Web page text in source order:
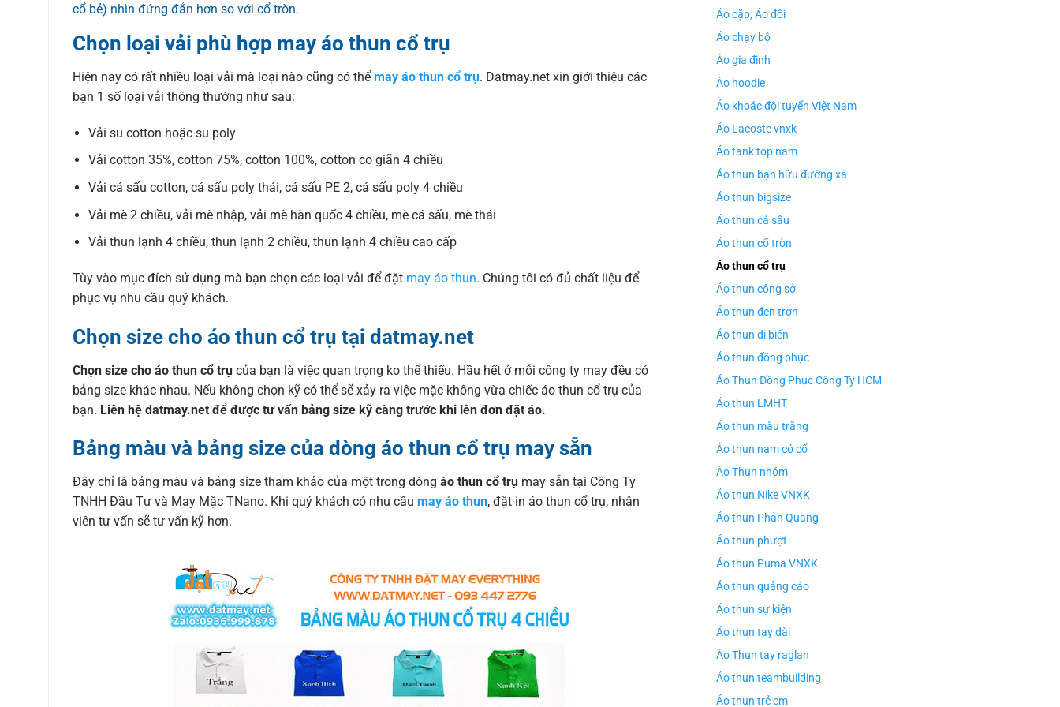
cổ bẻ) nhìn đứng đắn hơn so với cổ tròn.
Chọn loại vải phù hợp may áo thun cổ trụ
Hiện nay có rất nhiều loại vải mà loại nào cũng có thểmay áo thun cổ trụ. Datmay.net xin giới thiệu các
bạn 1 số loại vải thông thường như sau:
Vải su cotton hoặc su poly
Vải cotton 35%, cotton 75%, cotton 100%, cotton co giãn 4 chiều
Vải cá sấu cotton, cá sấu poly thái, cá sấu PE 2, cá sấu poly 4 chiều
Vải mè 2 chiều, vải mè nhập, vải mè hàn quốc 4 chiều, mè cá sấu, mè thái
Vải thun lạnh 4 chiều, thun lạnh 2 chiều, thun lạnh 4 chiều cao cấp
Tùy vào mục đích sử dụng mà bạn chọn các loại vải để đặt may áo thun. Chúng tôi có đủ chất liệu để
phục vụ nhu cầu quý khách.
Chọn size cho áo thun cổ trụ tại datmay.net
Chọn size cho áo thun cổ trụ của bạn là việc quan trọng ko thể thiếu. Hầu hết ở mỗi công ty may đều có
bảng size khác nhau. Nếu không chọn kỹ có thể sẽ xảy ra việc mặc không vừa chiếc áo thun cổ trụ của
bạn. Liên hệ datmay.net để được tư vấn bảng size kỹ càng trước khi lên đơn đặt áo.
Bảng màu và bảng size của dòng áo thun cổ trụ may sẵn
Đây chỉ là bảng màu và bảng size tham khảo của một trong dòng áo thun cổ trụmay sẵn tại Công Ty
TNHH Đầu Tư và May Mặc TNano. Khi quý khách có nhu cầu may áo thun, đặt in áo thun cổ trụ, nhân
viên tư vấn sẽ tư vấn kỹ hơn.
Áo cặp, Áo đôi
Áo chạy bộ
Áo gia đình
Áo hoodie
Áo khoác đội tuyển Việt Nam
Áo Lacoste vnxk
Áo tank top nam
Áo thun bạn hữu đường xa
Áo thun bigsize
Áo thun cá sấu
Áo thun cổ tròn
Áo thun cổ trụ
Áo thun công sở
Áo thun đen trơn
Áo thun đi biển
Áo thun đồng phục
Áo Thun Đồng Phục Công Ty HCM
Áo thun LMHT
Áo thun màu trắng
Áo thun nam có cổ
Áo Thun nhóm
Áo thun Nike VNXK
Áo thun Phản Quang
Áo thun phượt
Áo thun Puma VNXK
Áo thun quảng cáo
Áo thun sự kiện
Áo thun tay dài
Áo Thun tay raglan
Áo thun teambuilding
Áo thun trẻ em